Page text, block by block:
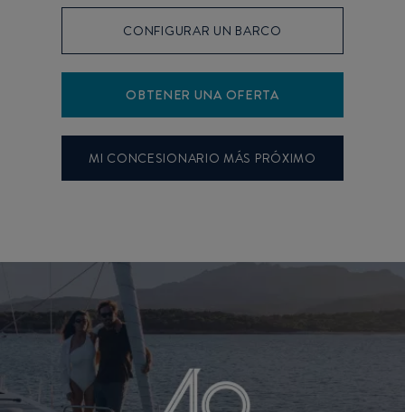
CONFIGURAR UN BARCO
OBTENER UNA OFERTA
MI CONCESIONARIO MÁS PRÓXIMO